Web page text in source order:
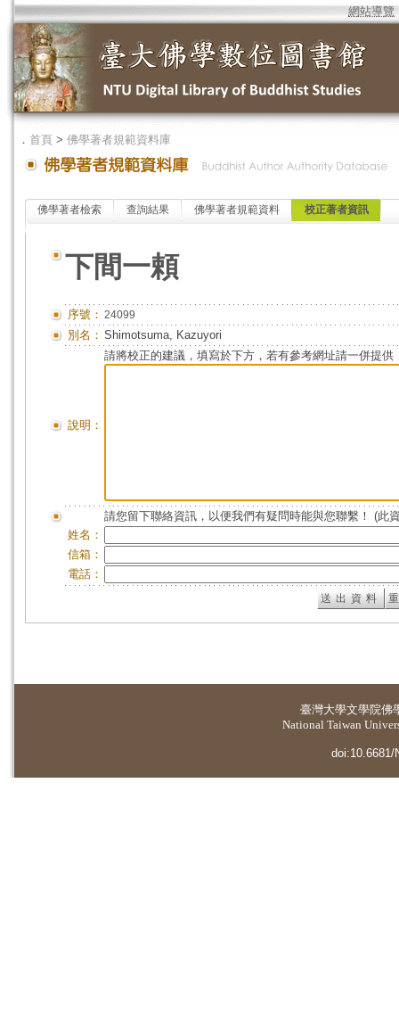
網站導覽
． 首頁 > 佛學著者規範資料庫
佛學著者檢索 查詢結果 佛學著者規範資料 校正著者資訊
下間一頼
序號： 24099
別名： Shimotsuma, Kazuyori
說明：
請將校正的建議，填寫於下方，若有參考網址請一併提供
請您留下聯絡資訊，以便我們有疑問時能與您聯繫！ (此
姓名：
信箱：
電話：
臺灣大學文學院佛
National Taiwan
doi:10.6681/